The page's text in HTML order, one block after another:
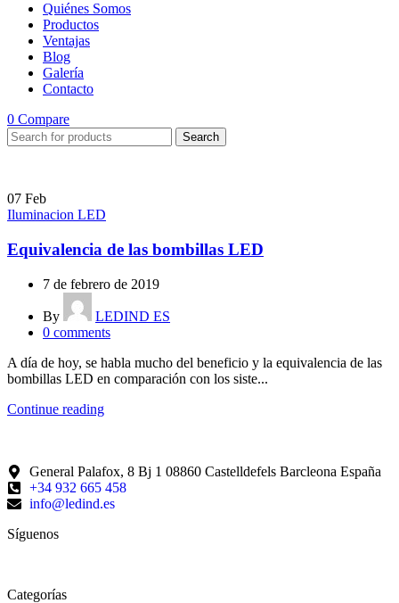
Quiénes Somos
Productos
Ventajas
Blog
Galería
Contacto
0 Compare
Search
07 Feb
Iluminacion LED
Equivalencia de las bombillas LED
7 de febrero de 2019
By
LEDIND ES
0 comments
A día de hoy, se habla mucho del beneficio y la equivalencia de las
bombillas LED en comparación con los siste...
Continue reading
General Palafox, 8 Bj 1 08860 Castelldefels Barcleona España
+34 932 665 458‬
info@ledind.es
Síguenos
Categorías